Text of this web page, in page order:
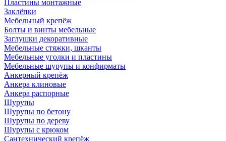
Пластины монтажные
Заклёпки
Мебельный крепёж
Болты и винты мебельные
Заглушки декоративные
Мебельные стяжки, шканты
Мебельные уголки и пластины
Мебельные шурупы и конфирматы
Анкерный крепёж
Анкера клиновые
Анкера распорные
Шурупы
Шурупы по бетону
Шурупы по дереву
Шурупы с крюком
Сантехнический крепёж